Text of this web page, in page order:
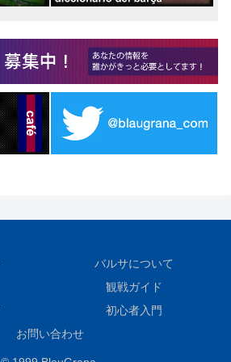
バルサについて
観戦ガイド
初心者入門
お問い合わせ